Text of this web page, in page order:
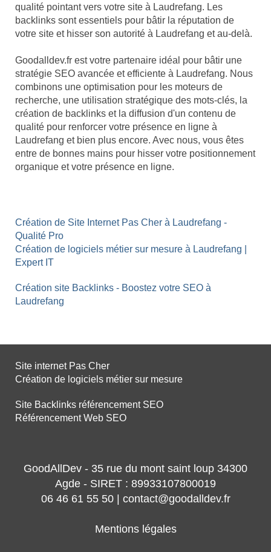
qualité pointant vers votre site à Laudrefang. Les
backlinks sont essentiels pour bâtir la réputation de
votre site et hisser son autorité à Laudrefang et au-delà.
Goodalldev.fr est votre partenaire idéal pour bâtir une
stratégie SEO avancée et efficiente à Laudrefang. Nous
combinons une optimisation pour les moteurs de
recherche, une utilisation stratégique des mots-clés, la
création de backlinks et la diffusion d'un contenu de
qualité pour renforcer votre présence en ligne à
Laudrefang et bien plus encore. Avec nous, vous êtes
entre de bonnes mains pour hisser votre positionnement
organique et votre présence en ligne.
Création de Site Internet Pas Cher à Laudrefang -
Qualité Pro
Création de logiciels métier sur mesure à Laudrefang |
Expert IT
Création site Backlinks - Boostez votre SEO à
Laudrefang
Site internet Pas Cher
Création de logiciels métier sur mesure
Site Backlinks référencement SEO
Référencement Web SEO
GoodAllDev - 35 rue du mont saint loup 34300
Agde - SIRET : 89933107800019
06 46 61 55 50 | contact@goodalldev.fr
Mentions légales